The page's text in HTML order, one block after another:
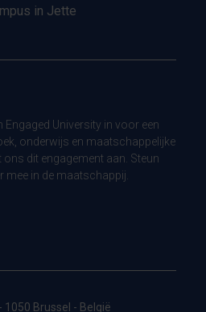
in Jette
Engaged University in voor een
onderwijs en maatschappelijke
dit engagement aan. Steun
mee in de maatschappij.
1050 Brussel - België